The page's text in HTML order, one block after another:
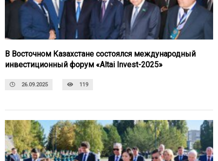
В Восточном Казахстане состоялся международный
инвестиционный форум «Altai Invest-2025»
26.09.2025 119